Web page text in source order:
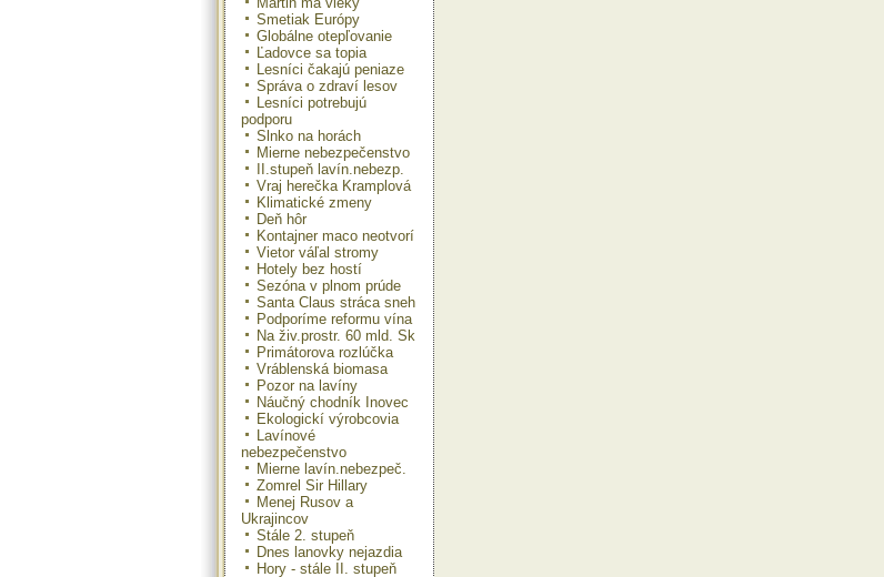
Smetiak Európy
Globálne otepľovanie
Ľadovce sa topia
Lesníci čakajú peniaze
Správa o zdraví lesov
Lesníci potrebujú
podporu
Slnko na horách
Mierne nebezpečenstvo
II.stupeň lavín.nebezp.
Vraj herečka Kramplová
Klimatické zmeny
Deň hôr
Kontajner maco neotvorí
Vietor váľal stromy
Hotely bez hostí
Sezóna v plnom prúde
Santa Claus stráca sneh
Podporíme reformu vína
Na živ.prostr. 60 mld. Sk
Primátorova rozlúčka
Vráblenská biomasa
Pozor na lavíny
Náučný chodník Inovec
Ekologickí výrobcovia
Lavínové
nebezpečenstvo
Mierne lavín.nebezpeč.
Zomrel Sir Hillary
Menej Rusov a
Ukrajincov
Stále 2. stupeň
Dnes lanovky nejazdia
Hory - stále II. stupeň